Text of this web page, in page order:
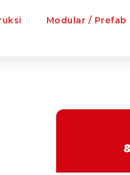
Modular / Prefab